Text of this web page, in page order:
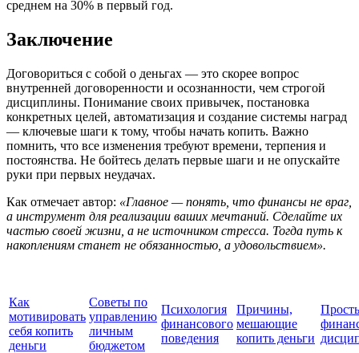
среднем на 30% в первый год.
Заключение
Договориться с собой о деньгах — это скорее вопрос
внутренней договоренности и осознанности, чем строгой
дисциплины. Понимание своих привычек, постановка
конкретных целей, автоматизация и создание системы наград
— ключевые шаги к тому, чтобы начать копить. Важно
помнить, что все изменения требуют времени, терпения и
постоянства. Не бойтесь делать первые шаги и не опускайте
руки при первых неудачах.
Как отмечает автор: «Главное — понять, что финансы не враг,
а инструмент для реализации ваших мечтаний. Сделайте их
частью своей жизни, а не источником стресса. Тогда путь к
накоплениям станет не обязанностью, а удовольствием».
Как
мотивировать
себя копить
деньги
Советы по
управлению
личным
бюджетом
Психология
финансового
поведения
Причины,
мешающие
копить деньги